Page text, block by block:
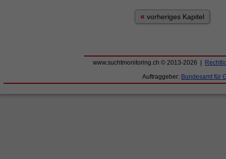
« vorheriges Kapitel
www.suchtmonitoring.ch © 2013-2026 |
Auftraggeber: Bundesamt für